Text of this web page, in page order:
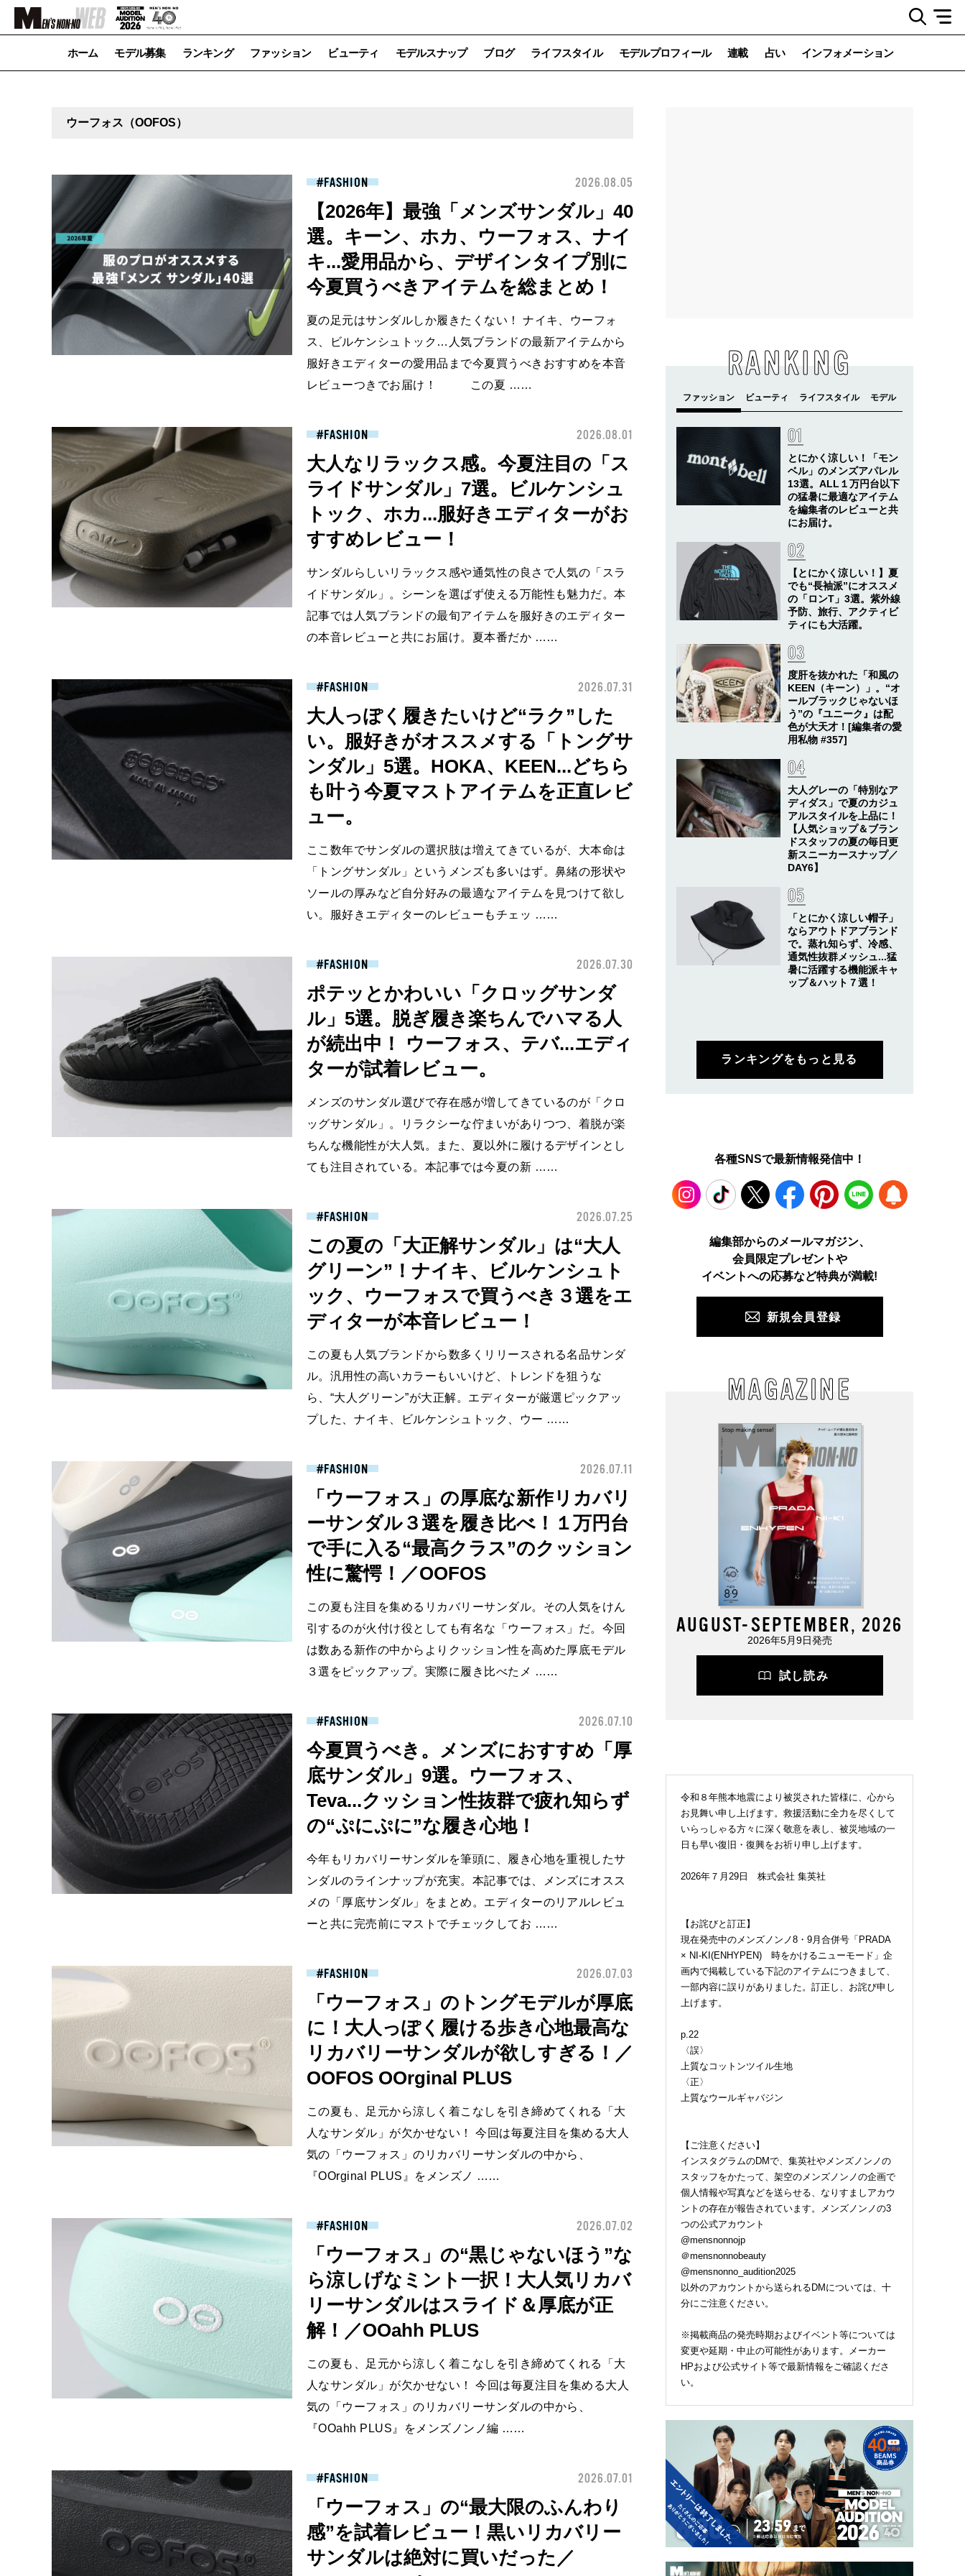
ホーム モデル募集 ランキング ファッション ビューティ モデルスナップ ブログ ライフスタイル モデルプロフィール 連載 占い インフォメーション
ウーフォス（OOFOS）
FASHION 2026.08.05
【2026年】最強「メンズサンダル」40
選。キーン、ホカ、ウーフォス、ナイ
キ...愛用品から、デザインタイプ別に
今夏買うべきアイテムを総まとめ！
夏の足元はサンダルしか履きたくない！ ナイキ、ウーフォ
ス、ビルケンシュトック…人気ブランドの最新アイテムから
服好きエディターの愛用品まで今夏買うべきおすすめを本音
レビューつきでお届け！ この夏 ……
FASHION 2026.08.01
大人なリラックス感。今夏注目の「ス
ライドサンダル」7選。ビルケンシュ
トック、ホカ...服好きエディターがお
すすめレビュー！
サンダルらしいリラックス感や通気性の良さで人気の「スラ
イドサンダル」。シーンを選ばず使える万能性も魅力だ。本
記事では人気ブランドの最旬アイテムを服好きのエディター
の本音レビューと共にお届け。夏本番だか ……
FASHION 2026.07.31
大人っぽく履きたいけど“ラク”した
い。服好きがオススメする「トングサ
ンダル」5選。HOKA、KEEN...どちら
も叶う今夏マストアイテムを正直レビ
ュー。
ここ数年でサンダルの選択肢は増えてきているが、大本命は
「トングサンダル」というメンズも多いはず。鼻緒の形状や
ソールの厚みなど自分好みの最適なアイテムを見つけて欲し
い。服好きエディターのレビューもチェッ ……
FASHION 2026.07.30
ポテッとかわいい「クロッグサンダ
ル」5選。脱ぎ履き楽ちんでハマる人
が続出中！ ウーフォス、テバ...エディ
ターが試着レビュー。
メンズのサンダル選びで存在感が増してきているのが「クロ
ッグサンダル」。リラクシーな佇まいがありつつ、着脱が楽
ちんな機能性が大人気。また、夏以外に履けるデザインとし
ても注目されている。本記事では今夏の新 ……
FASHION 2026.07.25
この夏の「大正解サンダル」は“大人
グリーン”！ナイキ、ビルケンシュト
ック、ウーフォスで買うべき３選をエ
ディターが本音レビュー！
この夏も人気ブランドから数多くリリースされる名品サンダ
ル。汎用性の高いカラーもいいけど、トレンドを狙うな
ら、“大人グリーン”が大正解。エディターが厳選ピックアッ
プした、ナイキ、ビルケンシュトック、ウー ……
FASHION 2026.07.11
「ウーフォス」の厚底な新作リカバリ
ーサンダル３選を履き比べ！１万円台
で手に入る“最高クラス”のクッション
性に驚愕！／OOFOS
この夏も注目を集めるリカバリーサンダル。その人気をけん
引するのが火付け役としても有名な「ウーフォス」だ。今回
は数ある新作の中からよりクッション性を高めた厚底モデル
３選をピックアップ。実際に履き比べたメ ……
FASHION 2026.07.10
今夏買うべき。メンズにおすすめ「厚
底サンダル」9選。ウーフォス、
Teva...クッション性抜群で疲れ知らず
の“ぷにぷに”な履き心地！
今年もリカバリーサンダルを筆頭に、履き心地を重視したサ
ンダルのラインナップが充実。本記事では、メンズにオスス
メの「厚底サンダル」をまとめ。エディターのリアルレビュ
ーと共に完売前にマストでチェックしてお ……
FASHION 2026.07.03
「ウーフォス」のトングモデルが厚底
に！大人っぽく履ける歩き心地最高な
リカバリーサンダルが欲しすぎる！／
OOFOS OOrginal PLUS
この夏も、足元から涼しく着こなしを引き締めてくれる「大
人なサンダル」が欠かせない！ 今回は毎夏注目を集める大人
気の「ウーフォス」のリカバリーサンダルの中から、
『OOrginal PLUS』をメンズノ ……
FASHION 2026.07.02
「ウーフォス」の“黒じゃないほう”な
ら涼しげなミント一択！大人気リカバ
リーサンダルはスライド＆厚底が正
解！／OOahh PLUS
この夏も、足元から涼しく着こなしを引き締めてくれる「大
人なサンダル」が欠かせない！ 今回は毎夏注目を集める大人
気の「ウーフォス」のリカバリーサンダルの中から、
『OOahh PLUS』をメンズノンノ編 ……
FASHION 2026.07.01
「ウーフォス」の“最大限のふんわり
感”を試着レビュー！黒いリカバリー
サンダルは絶対に買いだった／
RANKING
とにかく涼しい！「モン
ベル」のメンズアパレル
13選。ALL１万円台以下
の猛暑に最適なアイテム
を編集者のレビューと共
にお届け。
【とにかく涼しい！】夏
でも“長袖派”にオススメ
の「ロンT」3選。紫外線
予防、旅行、アクティビ
ティにも大活躍。
度肝を抜かれた「和風の
KEEN（キーン）」。“オ
ールブラックじゃないほ
う”の『ユニーク』は配
色が大天才！[編集者の愛
用私物 #357]
大人グレーの「特別なア
ディダス」で夏のカジュ
アルスタイルを上品に！
【人気ショップ＆ブラン
ドスタッフの夏の毎日更
新スニーカースナップ／
DAY6】
「とにかく涼しい帽子」
ならアウトドアブランド
で。蒸れ知らず、冷感、
通気性抜群メッシュ...猛
暑に活躍する機能派キャ
ップ＆ハット７選！
ランキングをもっと見る
各種SNSで最新情報発信中！
TikTok Facebook Pinterest LINE
編集部からのメールマガジン、
会員限定プレゼントや
イベントへの応募など特典が満載!
新規会員登録
MAGAZINE
AUGUST-SEPTEMBER, 2026
2026年5月9日発売
試し読み
令和８年熊本地震により被災された皆様に、心から
お見舞い申し上げます。救援活動に全力を尽くして
いらっしゃる方々に深く敬意を表し、被災地域の一
日も早い復旧・復興をお祈り申し上げます。
2026年７月29日 株式会社 集英社
【お詫びと訂正】
現在発売中のメンズノンノ8・9月合併号「PRADA
× NI-KI(ENHYPEN) 時をかけるニューモード」企
画内で掲載している下記のアイテムにつきまして、
一部内容に誤りがありました。訂正し、お詫び申し
上げます。
p.22
〈誤〉
上質なコットンツイル生地
〈正〉
上質なウールギャバジン
【ご注意ください】
インスタグラムのDMで、集英社やメンズノンノの
スタッフをかたって、架空のメンズノンノの企画で
個人情報や写真などを送らせる、なりすましアカウ
ントの存在が報告されています。メンズノンノの3
つの公式アカウント
@mensnonnojp
＠mensnonnobeauty
@mensnonno_audition2025
以外のアカウントから送られるDMについては、十
分にご注意ください。
※掲載商品の発売時期およびイベント等については
変更や延期・中止の可能性があります。メーカー
HPおよび公式サイト等で最新情報をご確認くださ
い。